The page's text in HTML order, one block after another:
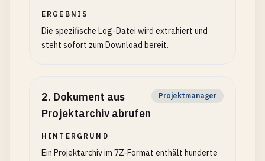
ERGEBNIS
Die spezifische Log-Datei wird extrahiert und
steht sofort zum Download bereit.
2. Dokument aus
Projektarchiv abrufen
Projektmanager
HINTERGRUND
Ein Projektarchiv im 7Z-Format enthält hunderte